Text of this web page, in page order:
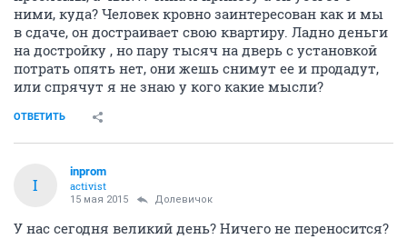
ними, куда? Человек кровно заинтересован как и мы
в сдаче, он достраивает свою квартиру. Ладно деньги
на достройку , но пару тысяч на дверь с установкой
потрать опять нет, они жешь снимут ее и продадут,
или спрячут я не знаю у кого какие мысли?
ОТВЕТИТЬ
I
inprom
activist
15 мая 2015 Долевичок
У нас сегодня великий день? Ничего не переносится?